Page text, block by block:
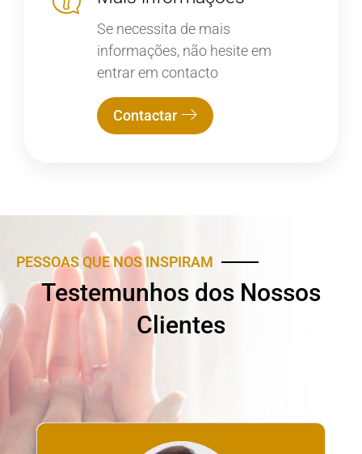
Se necessita de mais
informações, não hesite em
entrar em contacto
Contactar
PESSOAS QUE NOS INSPIRAM
Testemunhos dos Nossos
Clientes